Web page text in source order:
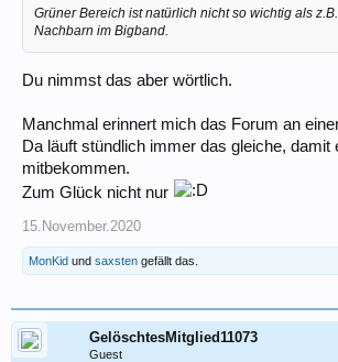
Grüner Bereich ist natürlich nicht so wichtig als
Nachbarn im Bigband.
Du nimmst das aber wörtlich.
Manchmal erinnert mich das Forum an
Da läuft stündlich immer das gleiche, damit
mitbekommen.
Zum Glück nicht nur
15.November.2020
MonKid und saxsten gefällt das.
GelöschtesMitglied11073
Guest